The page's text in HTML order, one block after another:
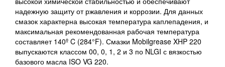
надежную защиту от ржавления и коррозии. Для данных
смазок характерна высокая температура каплепадения, и
максимальная рекомендованная рабочая температура
составляет 140º C (284°F). Смазки Mobilgrease XHP 220
выпускаются классом 00, 0, 1, 2 и 3 по NLGI с вязкостью
базового масла ISO VG 220.